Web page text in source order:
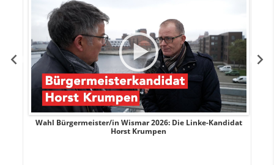
Wahl Bürgermeister/in Wismar 2026: Die Linke-Kandidat
Horst Krumpen